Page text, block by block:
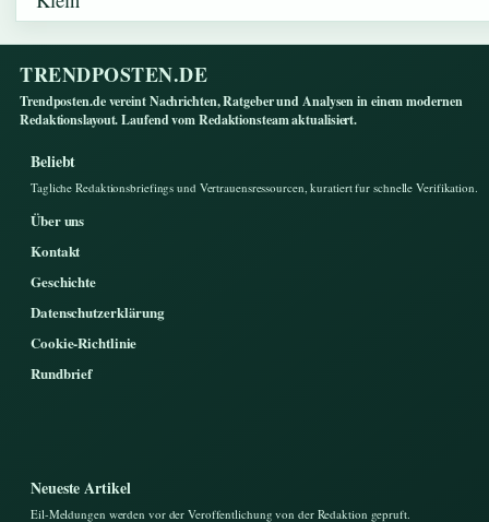
TRENDPOSTEN.DE
Trendposten.de vereint Nachrichten, Ratgeber und Analysen in einem modernen
Redaktionslayout. Laufend vom Redaktionsteam aktualisiert.
Beliebt
Tagliche Redaktionsbriefings und Vertrauensressourcen, kuratiert fur schnelle Verifikation.
Über uns
Kontakt
Geschichte
Datenschutzerklärung
Cookie-Richtlinie
Rundbrief
Neueste Artikel
Eil-Meldungen werden vor der Veroffentlichung von der Redaktion gepruft.